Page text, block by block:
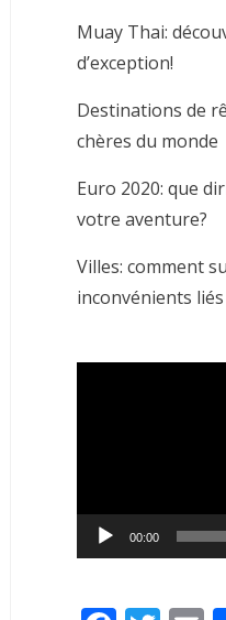
Muay Thai:
d’exception!
Destinations de
chères du monde
Euro 2020: que
votre aventure?
Villes: comment
inconvénients
00:00